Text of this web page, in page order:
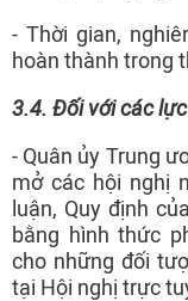
- Thời gian,
hoàn thành trong
3.4. Đối với các
- Quân ủy Trung
mở các hội nghị
luận, Quy định
bằng hình thức
cho những đối
tại Hội nghị trực